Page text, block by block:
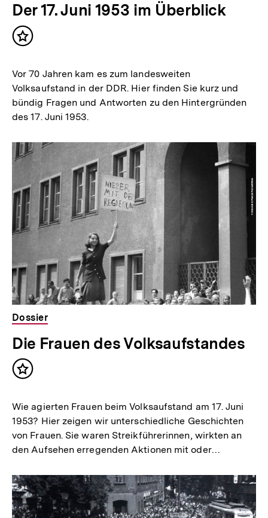
Der 17. Juni 1953 im Überblick
Inhalt
Vor 70 Jahren kam es zum landesweiten
Volksaufstand in der DDR. Hier finden Sie kurz und
bündig Fragen und Antworten zu den Hintergründen
des 17. Juni 1953.
Dossier
Die Frauen des Volksaufstandes
Inhalt
Wie agierten Frauen beim Volksaufstand am 17. Juni
1953? Hier zeigen wir unterschiedliche Geschichten
von Frauen. Sie waren Streikführerinnen, wirkten an
den Aufsehen erregenden Aktionen mit oder…